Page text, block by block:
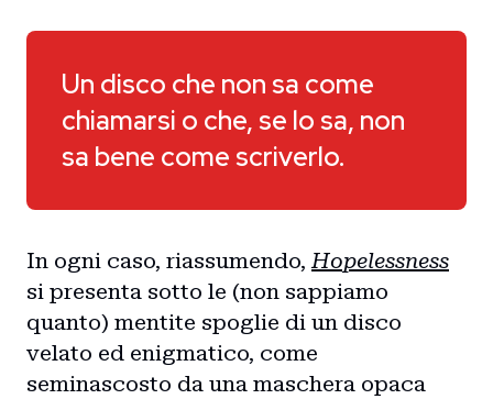
Un disco che non sa come
chiamarsi o che, se lo sa, non
sa bene come scriverlo.
In ogni caso, riassumendo,Hopelessness
si presenta sotto le (non sappiamo
quanto) mentite spoglie di un disco
velato ed enigmatico, come
seminascosto da una maschera opaca